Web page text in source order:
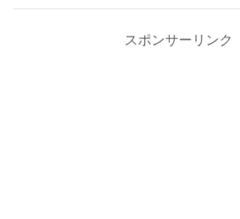
スポンサーリンク